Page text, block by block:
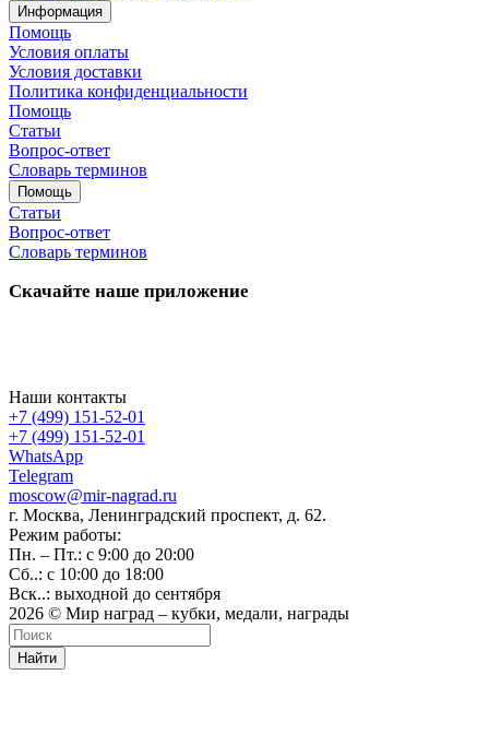
Информация
Помощь
Условия оплаты
Условия доставки
Политика конфиденциальности
Помощь
Статьи
Вопрос-ответ
Словарь терминов
Помощь
Статьи
Вопрос-ответ
Словарь терминов
Скачайте наше приложение
Наши контакты
+7 (499) 151-52-01
+7 (499) 151-52-01
WhatsApp
Telegram
moscow@mir-nagrad.ru
г. Москва, Ленинградский проспект, д. 62.
Режим работы:
Пн. – Пт.: с 9:00 до 20:00
Сб..: с 10:00 до 18:00
Вск..: выходной до сентября
2026 © Мир наград – кубки, медали, награды
Найти